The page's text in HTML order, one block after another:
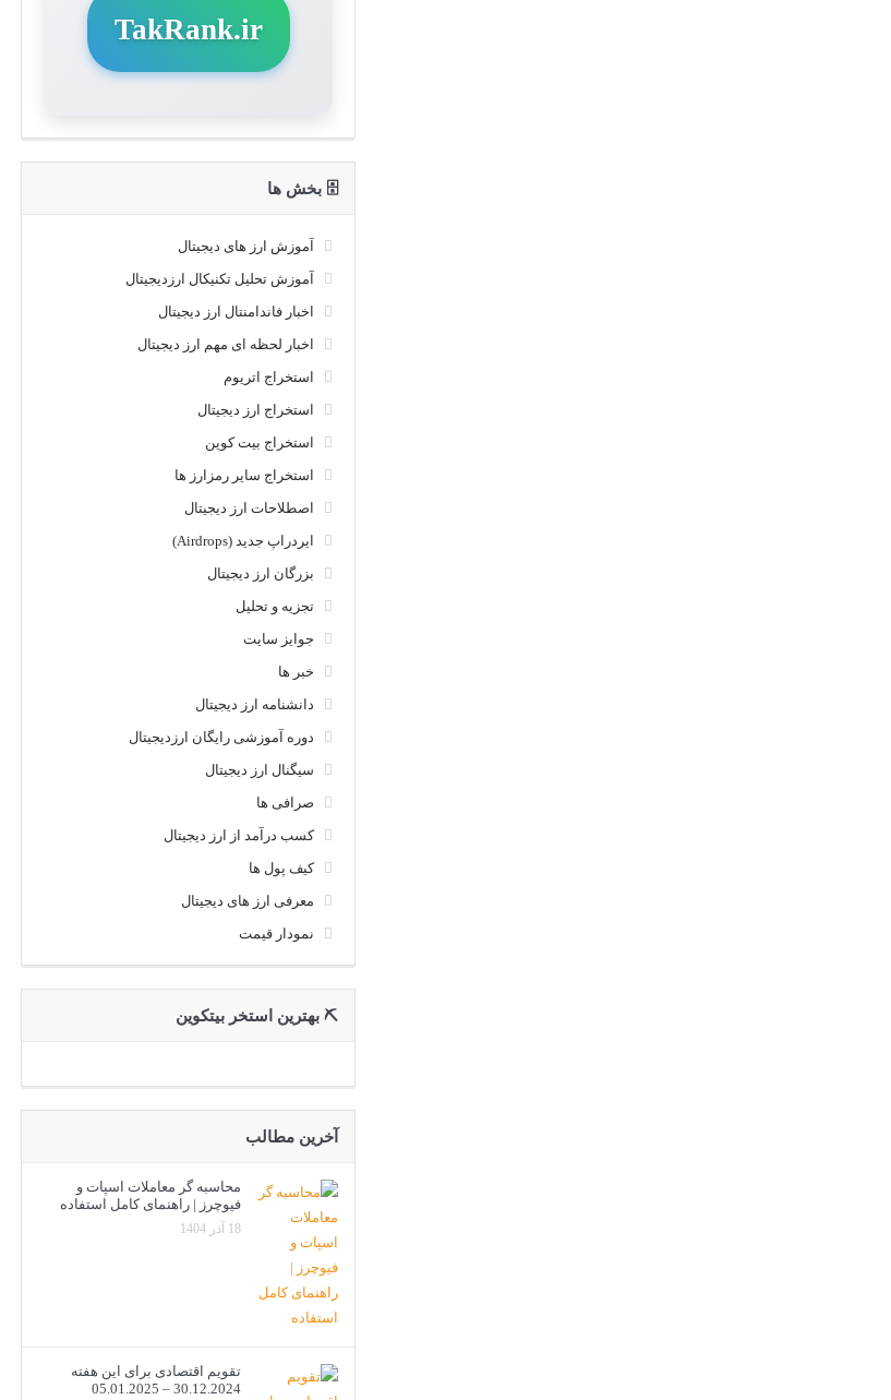
TakRank.ir
🗄 بخش ها
آموزش ارز های دیجیتال
آموزش تحلیل تکنیکال ارزدیجیتال
اخبار فاندامنتال ارز دیجیتال
اخبار لحظه ای مهم ارز دیجیتال
استخراج اتریوم
استخراج ارز دیجیتال
استخراج بیت کوین
استخراج سایر رمزارز ها
اصطلاحات ارز دیجیتال
ایردراپ جدید (Airdrops)
بزرگان ارز دیجیتال
تجزیه و تحلیل
جوایز سایت
خبر ها
دانشنامه ارز دیجیتال
دوره آموزشی رایگان ارزدیجیتال
سیگنال ارز دیجیتال
صرافی ها
کسب درآمد از ارز دیجیتال
کیف پول ها
معرفی ارز های دیجیتال
نمودار قیمت
⛏ بهترین استخر بیتکوین
آخرین مطالب
محاسبه گر معاملات اسپات و
فیوچرز | راهنمای کامل استفاده
18 آذر 1404
تقویم اقتصادی برای این هفته
30.12.2024 – 05.01.2025